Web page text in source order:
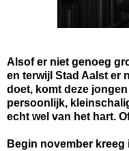
Alsof er niet genoeg
en terwijl Stad Aalst er
doet, komt deze
persoonlijk,
echt wel van het hart.
Begin november